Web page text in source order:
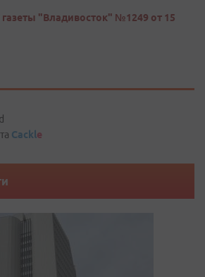
газеты "Владивосток" №1249 от 15
Cackle